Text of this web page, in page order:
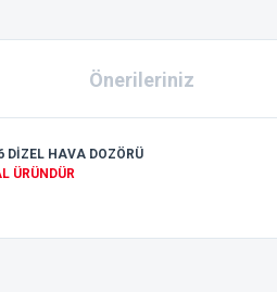
Önerileriniz
DİZEL HAVA DOZÖRÜ
ÜRÜNDÜR